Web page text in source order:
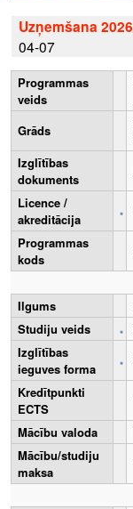
Uzņemšana
04-07
Programmas
veids
Grāds
Izglītības
dokuments
Licence /
akreditācija
Programmas
kods
Ilgums
Studiju veids
Izglītības
ieguves forma
Kredītpunkti
ECTS
Mācību valoda
Mācību/studiju
maksa